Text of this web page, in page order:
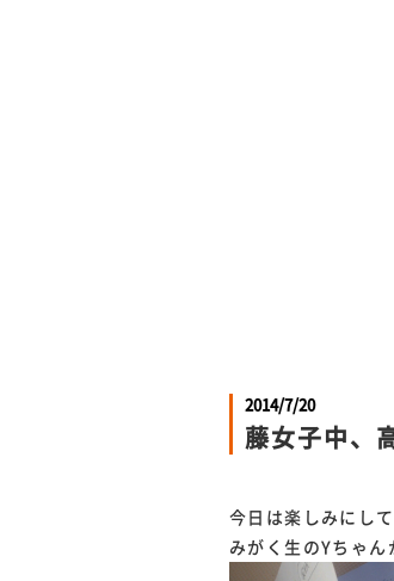
2014/7/20
藤女子中、
今日は楽しみにし
みがく生のYちゃ